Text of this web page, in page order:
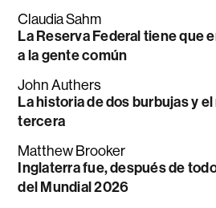
Claudia Sahm
La Reserva Federal tiene que
a la gente común
John Authers
La historia de dos burbujas y
tercera
Matthew Brooker
Inglaterra fue, después de
del Mundial 2026